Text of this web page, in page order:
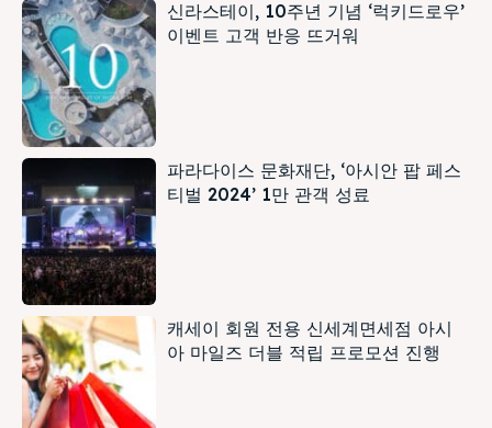
신라스테이, 10주년 기념 ‘럭키드로우’
이벤트 고객 반응 뜨거워
파라다이스 문화재단, ‘아시안 팝 페스
티벌 2024’ 1만 관객 성료
캐세이 회원 전용 신세계면세점 아시
아 마일즈 더블 적립 프로모션 진행